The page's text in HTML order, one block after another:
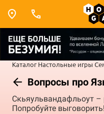
Каталог Настольные игры
Вопросы про
Скьяульвандафльоут –
Попробуйте выговорить!